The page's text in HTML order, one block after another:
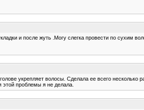
и после жуть .Могу слегка провести по сухим
укрепляет волосы. Сделала ее всего несколько
этой проблемы я не делала.